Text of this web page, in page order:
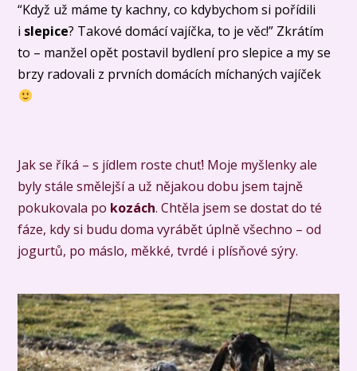
“Když už máme ty kachny, co kdybychom si pořídili
i slepice? Takové domácí vajíčka, to je věc!” Zkrátím
to – manžel opět postavil bydlení pro slepice a my se
brzy radovali z prvních domácích míchaných vajíček
Jak se říká – s jídlem roste chuť! Moje myšlenky ale
byly stále smělejší a už nějakou dobu jsem tajně
pokukovala po kozách. Chtěla jsem se dostat do té
fáze, kdy si budu doma vyrábět úplně všechno – od
jogurtů, po máslo, měkké, tvrdé i plísňové sýry.